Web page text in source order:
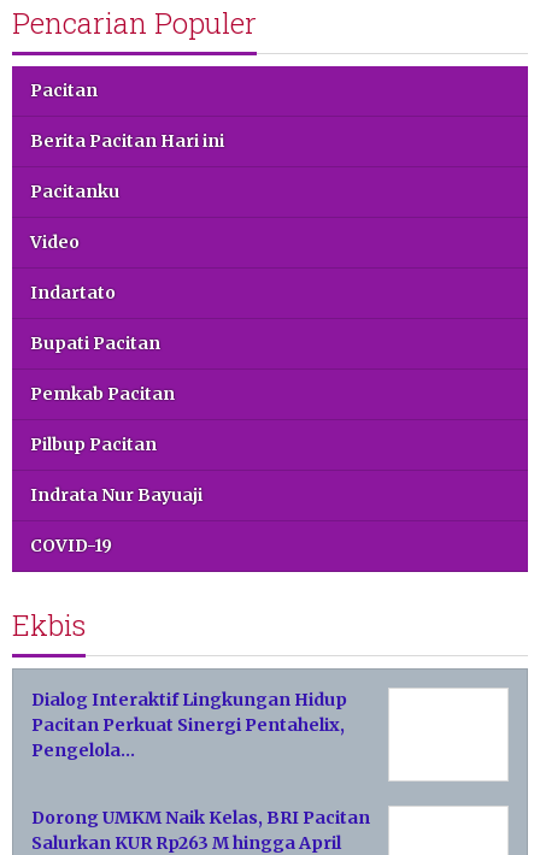
Pencarian Populer
Pacitan
Berita Pacitan Hari ini
Pacitanku
Video
Indartato
Bupati Pacitan
Pemkab Pacitan
Pilbup Pacitan
Indrata Nur Bayuaji
COVID-19
Ekbis
Dialog Interaktif Lingkungan Hidup
Pacitan Perkuat Sinergi Pentahelix,
Pengelola…
Dorong UMKM Naik Kelas, BRI Pacitan
Salurkan KUR Rp263 M hingga April